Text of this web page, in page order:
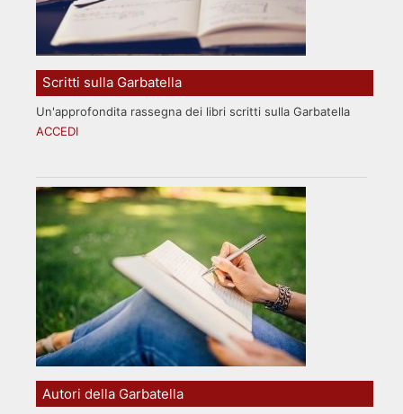
Scritti sulla Garbatella
Un'approfondita rassegna dei libri scritti sulla Garbatella
ACCEDI
Autori della Garbatella